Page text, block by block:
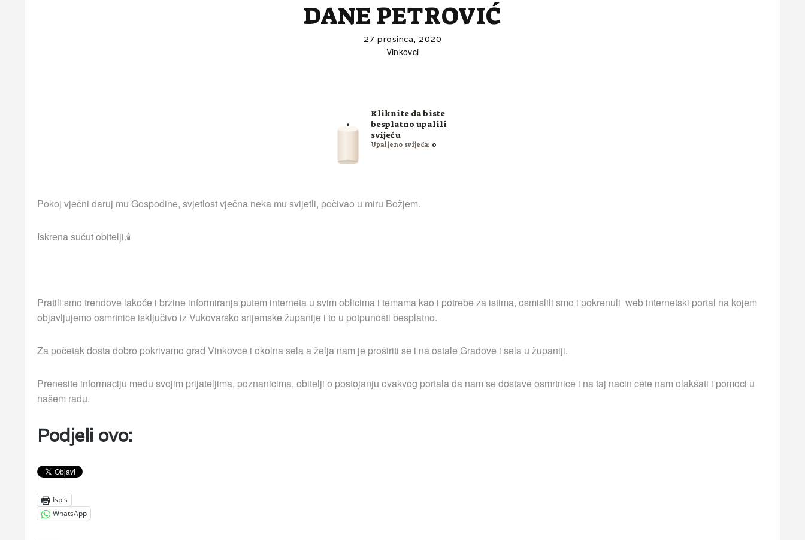
DANE PETROVIĆ
27 prosinca, 2020
Vinkovci
Kliknite da biste
besplatno upalili
svijeću
Upaljeno svijeća: 0
Pokoj vječni daruj mu Gospodine, svjetlost vječna neka mu svijetli, počivao u miru Božjem.
Iskrena sućut obitelji.🕯
Pratili smo trendove lakoće i brzine informiranja putem interneta u svim oblicima i temama kao i potrebe za istima, osmislili smo i pokrenuli web internetski portal na kojem
objavljujemo osmrtnice isključivo iz Vukovarsko srijemske županije i to u potpunosti besplatno.
Za početak dosta dobro pokrivamo grad Vinkovce i okolna sela a želja nam je proširiti se i na ostale Gradove i sela u županiji.
Prenesite informaciju među svojim prijateljima, poznanicima, obitelji o postojanju ovakvog portala da nam se dostave osmrtnice i na taj nacin cete nam olakšati i pomoci u
našem radu.
Podjeli ovo:
Ispis
WhatsApp